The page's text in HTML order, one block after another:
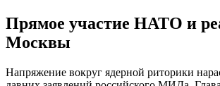
Прямое участие НАТО и
Москвы
Напряжение вокруг ядерной риторики